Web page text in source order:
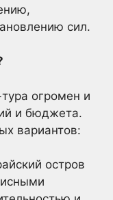
сил.
огромен и
и бюджета.
вариантов:
остров